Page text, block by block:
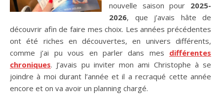
nouvelle saison pour 2025-
2026, que j’avais hâte de
découvrir afin de faire mes choix. Les années précédentes
ont été riches en découvertes, en univers différents,
comme j’ai pu vous en parler dans mes différentes
chroniques. J’avais pu inviter mon ami Christophe à se
joindre à moi durant l’année et il a recraqué cette année
encore et on va avoir un planning chargé.